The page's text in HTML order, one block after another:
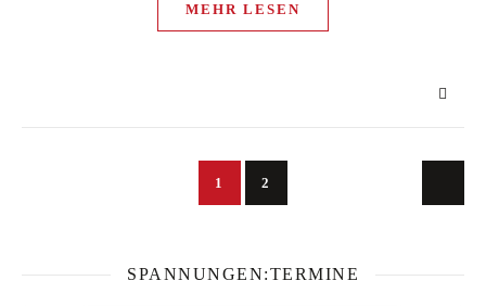
MEHR LESEN
1 2
SPANNUNGEN:TERMINE